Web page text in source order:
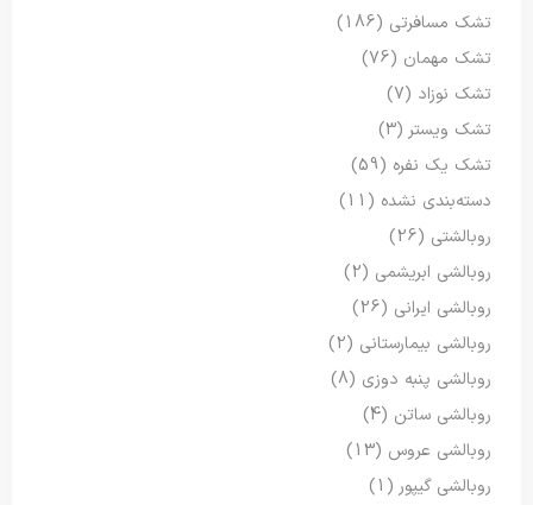
تشک مسافرتی (186)
تشک مهمان (76)
تشک نوزاد (7)
تشک ویستر(3)
تشک یک نفره (59)
دسته‌بندی نشده (11)
روبالشتی (26)
روبالشی ابریشمی (2)
روبالشی ایرانی (26)
روبالشی بیمارستانی (2)
روبالشی پنبه دوزی (8)
روبالشی ساتن (4)
روبالشی عروس (13)
روبالشی گیپور(1)